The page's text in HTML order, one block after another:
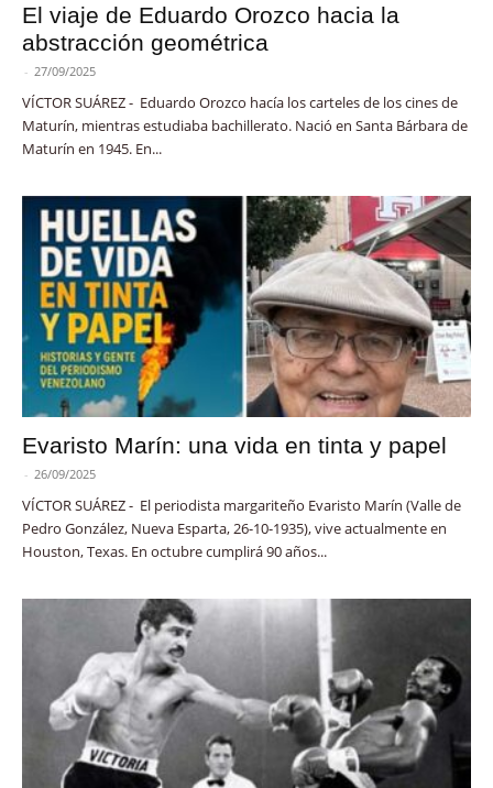
El viaje de Eduardo Orozco hacia la
abstracción geométrica
- 27/09/2025
VÍCTOR SUÁREZ - Eduardo Orozco hacía los carteles de los cines de
Maturín, mientras estudiaba bachillerato. Nació en Santa Bárbara de
Maturín en 1945. En...
Evaristo Marín: una vida en tinta y papel
- 26/09/2025
VÍCTOR SUÁREZ - El periodista margariteño Evaristo Marín (Valle de
Pedro González, Nueva Esparta, 26-10-1935), vive actualmente en
Houston, Texas. En octubre cumplirá 90 años...